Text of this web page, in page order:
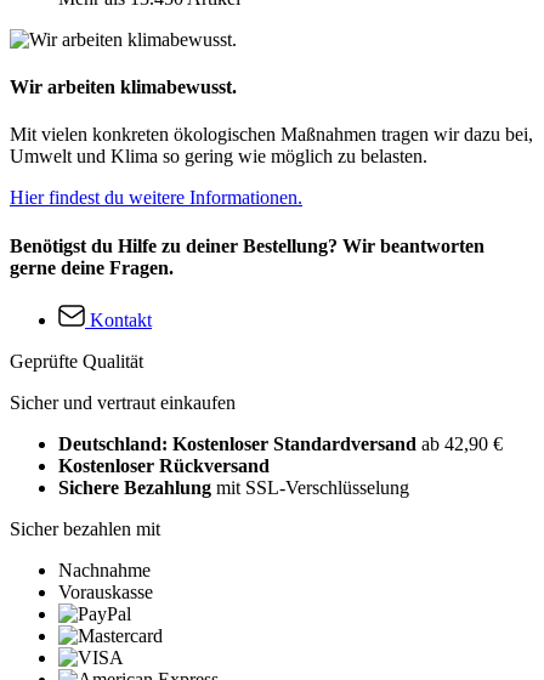
Wir arbeiten klimabewusst.
Mit vielen konkreten ökologischen Maßnahmen tragen wir dazu bei,
Umwelt und Klima so gering wie möglich zu belasten.
Hier findest du weitere Informationen.
Benötigst du Hilfe zu deiner Bestellung? Wir beantworten
gerne deine Fragen.
Kontakt
Geprüfte Qualität
Sicher und vertraut einkaufen
Deutschland: Kostenloser Standardversand ab 42,90 €
Kostenloser Rückversand
Sichere Bezahlung mit SSL-Verschlüsselung
Sicher bezahlen mit
Nachnahme
Vorauskasse